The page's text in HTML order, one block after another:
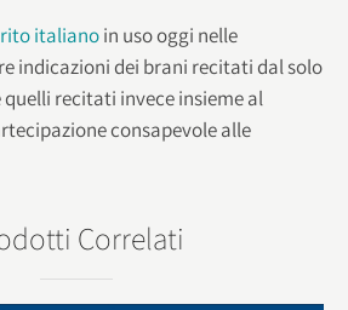
rito italianoin uso oggi nelle
indicazioni dei brani recitati dal solo
recitati invece insieme al
consapevole alle
Correlati